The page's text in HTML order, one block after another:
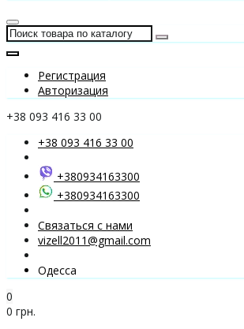
Регистрация
Авторизация
+38 093 416 33 00
+38 093 416 33 00
+380934163300
+380934163300
Связаться с нами
vizell2011@gmail.com
Одесса
0
0 грн.